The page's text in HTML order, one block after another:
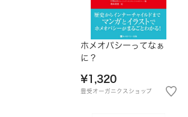
ホメオパシーってなぁ
に？
¥1,320
豊受オーガニクスショップ